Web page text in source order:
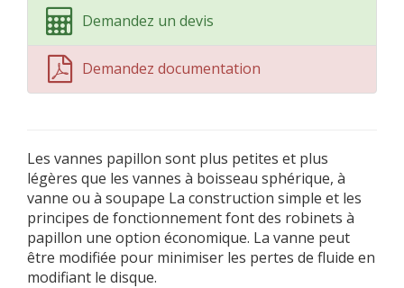
Demandez un devis
Demandez documentation
Les vannes papillon sont plus petites et plus
légères que les vannes à boisseau sphérique, à
vanne ou à soupape La construction simple et les
principes de fonctionnement font des robinets à
papillon une option économique. La vanne peut
être modifiée pour minimiser les pertes de fluide en
modifiant le disque.